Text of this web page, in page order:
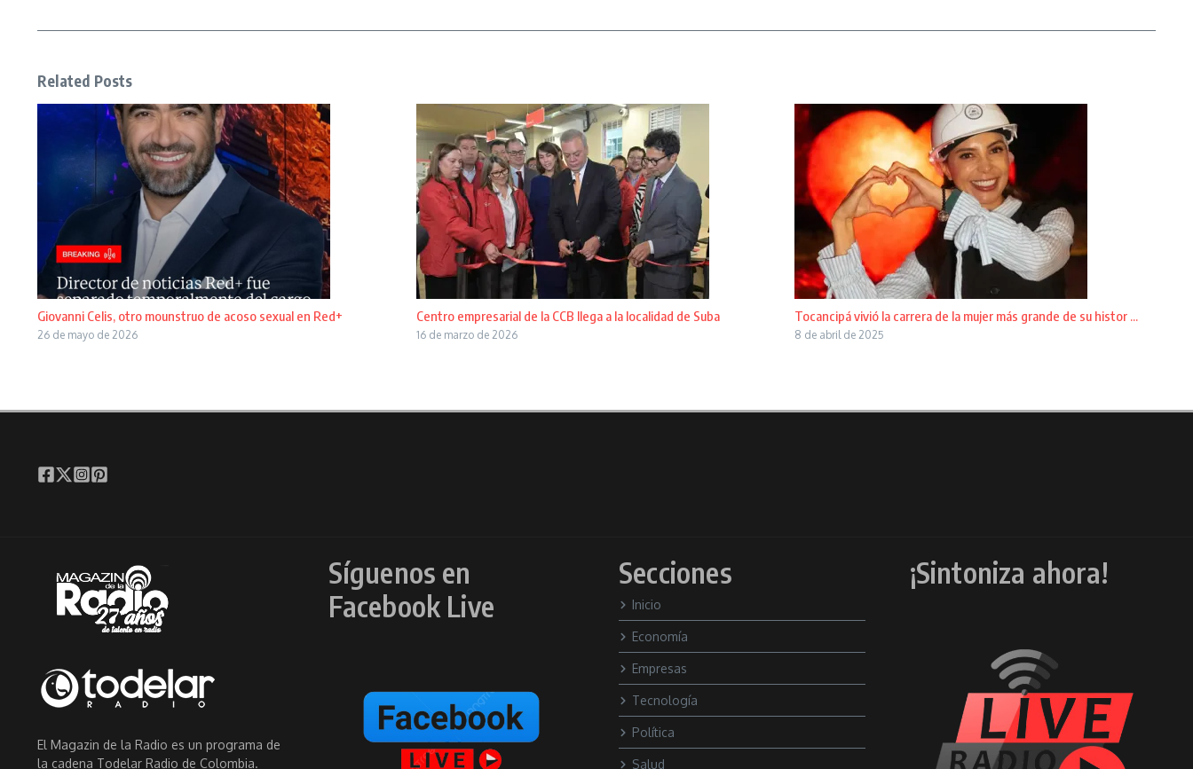
Related Posts
Giovanni Celis, otro mounstruo de acoso sexual en Red+
26 de mayo de 2026
Centro empresarial de la CCB llega a la localidad de Suba
16 de marzo de 2026
Tocancipá vivió la carrera de la mujer más grande de su histor ...
8 de abril de 2025
El Magazin de la Radio es un programa de
la cadena Todelar Radio de Colombia.
Síguenos en
Facebook Live
Secciones
Inicio
Economía
Empresas
Tecnología
Política
Salud
¡Sintoniza ahora!